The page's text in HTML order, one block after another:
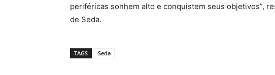
periféricas sonhem alto e conquistem seus objetivos”,
de Seda.
TAGS Seda